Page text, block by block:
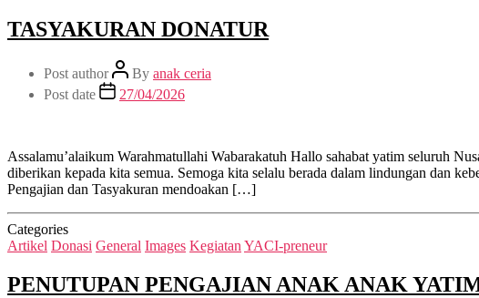
TASYAKURAN DONATUR
Post author By anak ceria
Post date
27/04/2026
Assalamu’alaikum Warahmatullahi Wabarakatuh Hallo sahabat yatim seluruh
diberikan kepada kita semua. Semoga kita selalu berada dalam lindungan dan
Pengajian dan Tasyakuran mendoakan […]
Categories
Artikel Donasi General Images Kegiatan YACI-preneur
PENUTUPAN PENGAJIAN ANAK ANAK